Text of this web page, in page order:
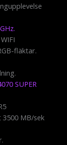
fläktar.
SUPER
3500 MB/sek